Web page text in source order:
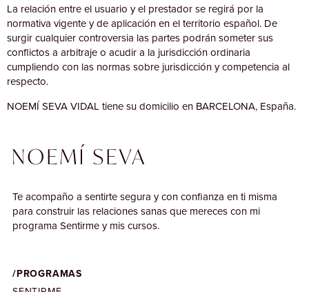
La relación entre el usuario y el prestador se regirá por la
normativa vigente y de aplicación en el territorio español. De
surgir cualquier controversia las partes podrán someter sus
conflictos a arbitraje o acudir a la jurisdicción ordinaria
cumpliendo con las normas sobre jurisdicción y competencia al
respecto.
NOEMÍ SEVA VIDAL tiene su domicilio en BARCELONA, España.
Te acompaño a sentirte segura y con confianza en ti misma
para construir las relaciones sanas que mereces con mi
programa Sentirme y mis cursos.
/PROGRAMAS